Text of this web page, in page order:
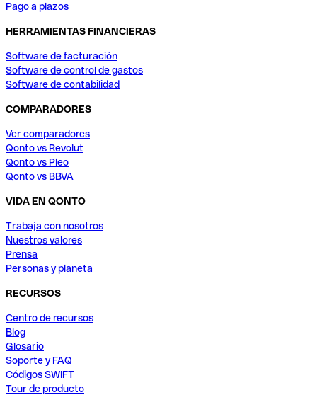
Pago a plazos
HERRAMIENTAS FINANCIERAS
Software de facturación
Software de control de gastos
Software de contabilidad
COMPARADORES
Ver comparadores
Qonto vs Revolut
Qonto vs Pleo
Qonto vs BBVA
VIDA EN QONTO
Trabaja con nosotros
Nuestros valores
Prensa
Personas y planeta
RECURSOS
Centro de recursos
Blog
Glosario
Soporte y FAQ
Códigos SWIFT
Tour de producto